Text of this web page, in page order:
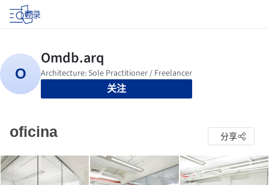
登录
关注
oficina 分享